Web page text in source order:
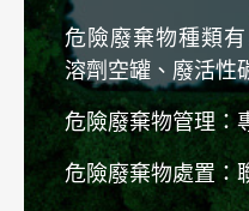
危險廢棄物種類
溶劑空罐、廢活性
危險廢棄物管理：
危險廢棄物處置：
能源管理
清潔能源
廢棄物管理
員工關懷